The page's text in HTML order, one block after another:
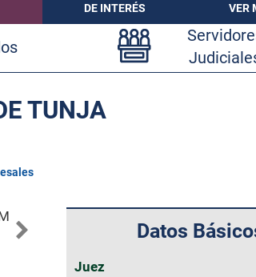
DE INTERÉS VER
TUNJA
AVISO CONVOCATORIA OFICIAL
Datos
Juez